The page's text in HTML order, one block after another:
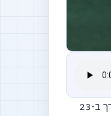
שייערך ב-23